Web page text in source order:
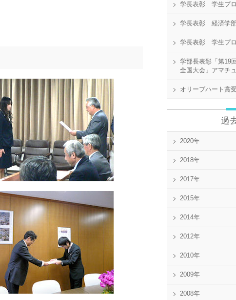
学長表彰 学生プロ
学長表彰 経済学部
学長表彰 学生プロ
学部長表彰「第19
全国大会」アマチ
オリーブハート賞
過
2020年
2018年
2017年
2015年
2014年
2012年
2010年
2009年
2008年